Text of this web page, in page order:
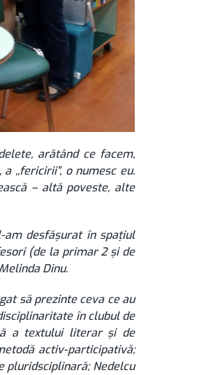
arătând ce facem,
,,fericirii”, o numesc eu.
– altă poveste, alte
desfășurat în spațiul
(de la primar 2 și de
Dinu.
să prezinte ceva ce au
în clubul de
a textului literar și de
activ-participativă;
pluridsciplinară; Nedelcu